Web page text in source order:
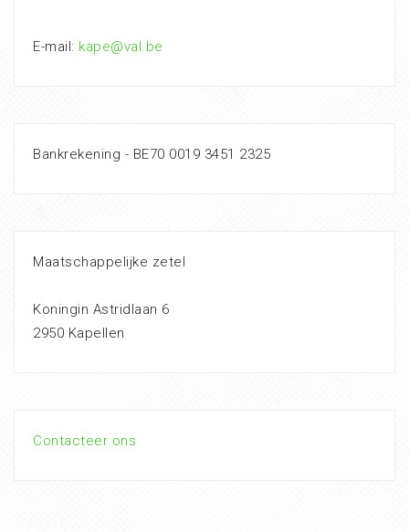
E-mail: kape@val.be
Bankrekening - BE70 0019 3451 2325
Maatschappelijke zetel
Koningin Astridlaan 6
2950 Kapellen
Contacteer ons